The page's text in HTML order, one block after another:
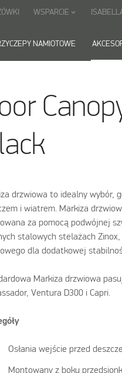
NAMIOTOWE
WSPARCIE keyboard_arrow_down
drzwiowa to idealny wybór,
i wiatrem. Markiza
za pomocą podwójnej
stalowych stelażach
dla dodatkowej
Markiza drzwiowa
Ventura D300 i Capri.
Osłania wejście przed
Montowany z boku